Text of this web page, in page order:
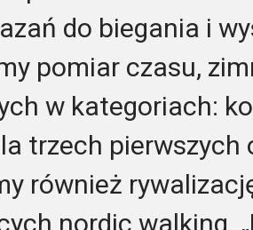
do biegania i
pomiar czasu,
w kategoriach:
trzech pierwszych
również
nordic walking.